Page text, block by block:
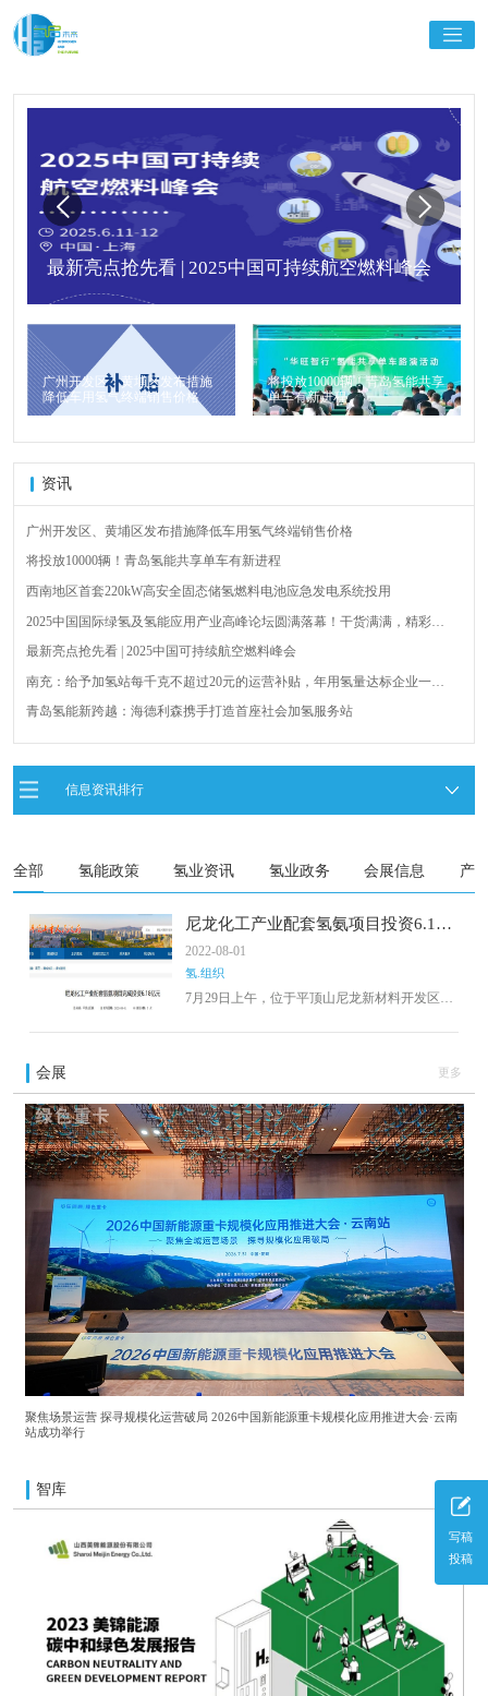
最新亮点抢先看 | 2025中国可持续航空燃料峰会
广州开发区、黄埔区发布措施
降低车用氢气终端销售价格
将投放10000辆！青岛氢能共享
单车有新进程
资讯
广州开发区、黄埔区发布措施降低车用氢气终端销售价格
将投放10000辆！青岛氢能共享单车有新进程
西南地区首套220kW高安全固态储氢燃料电池应急发电系统投用
2025中国国际绿氢及氢能应用产业高峰论坛圆满落幕！干货满满，精彩瞬
最新亮点抢先看 | 2025中国可持续航空燃料峰会
南充：给予加氢站每千克不超过20元的运营补贴，年用氢量达标企业一次
青岛氢能新跨越：海德利森携手打造首座社会加氢服务站
全球首台套！240吨氢能矿用刚性自卸车联合开发协议签署暨项目阶段开发
荷兰氢能产业联盟到访天德工业装备，与市区相关领导就威海文登区氢能
写稿
投稿
信息资讯排行
全部 氢能政策 氢业资讯 氢业政务 会展信息 产
尼龙化工产业配套氢氨项目投资6.18
亿元
2022-08-01
氢.组织
7月29日上午，位于平顶山尼龙新材料开发区的
套氢氨项目施工现场，塔吊众多，机声隆隆，
3.09亿元的投资，累计完成投资6.18亿元。”工
程部技术人员朱自江表示。尼龙化工产业配套
氢氨项目不仅是河南省2020年和2021年的重点
建设项目，也是2020年国家战略产业集群银企
合作项目。
会展 更多
聚焦场景运营 探寻规模化运营破局 2026中国新能源重卡规模化应用推进大会·云南
站成功举行
智库